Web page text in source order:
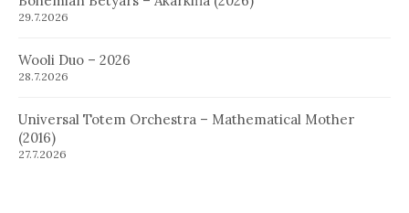
29.7.2026
Wooli Duo – 2026
28.7.2026
Universal Totem Orchestra – Mathematical Mother
(2016)
27.7.2026